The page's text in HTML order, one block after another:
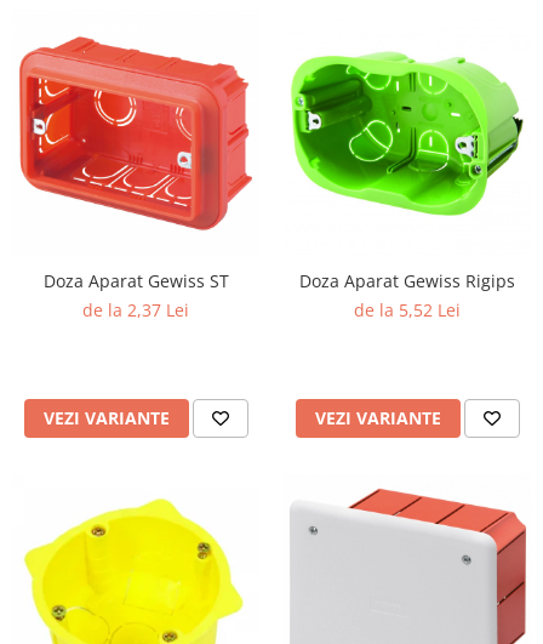
Doza Aparat Gewiss ST
de la 2,37 Lei
VEZI VARIANTE
Doza Aparat Gewiss Rigips
de la 5,52 Lei
VEZI VARIANTE